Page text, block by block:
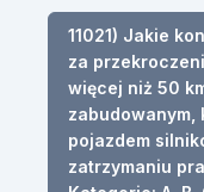
11021) Jakie
za
więcej niż 50
zabudowanym,
pojazdem
zatrzymaniu